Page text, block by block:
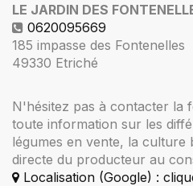
LE JARDIN DES
0620095669
185 impasse des Fontenelles
49330 Etriché
N'hésitez pas à contacter la
toute information sur les
légumes en vente, la culture
directe du producteur au
Localisation (Google) :